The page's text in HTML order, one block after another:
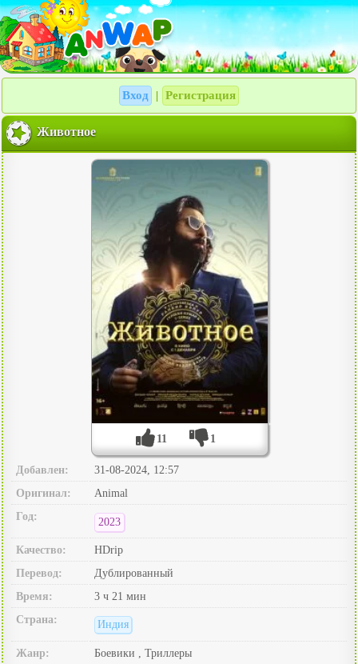
Вход Регистрация
Животное
11 1
Добавлен:
31-08-2024, 12:57
Оригинал:
Animal
Год:
2023
Качество:
HDrip
Перевод:
Дублированный
Время:
3 ч 21 мин
Страна:
Индия
Жанр:
Боевики , Триллеры